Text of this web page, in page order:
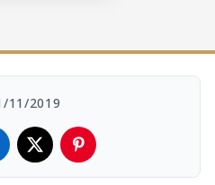
11/2019